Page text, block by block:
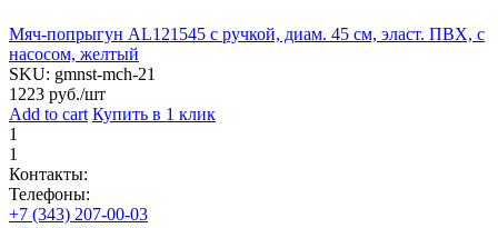
Мяч-попрыгун AL121545 с ручкой, диам. 45 см, эласт. ПВХ, с
насосом, желтый
SKU: gmnst-mch-21
1223 руб./шт
Add to cart Купить в 1 клик
1
1
Контакты:
Телефоны:
+7 (343) 207-00-03